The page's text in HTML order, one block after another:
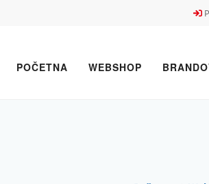
POČETNA WEBSHOP